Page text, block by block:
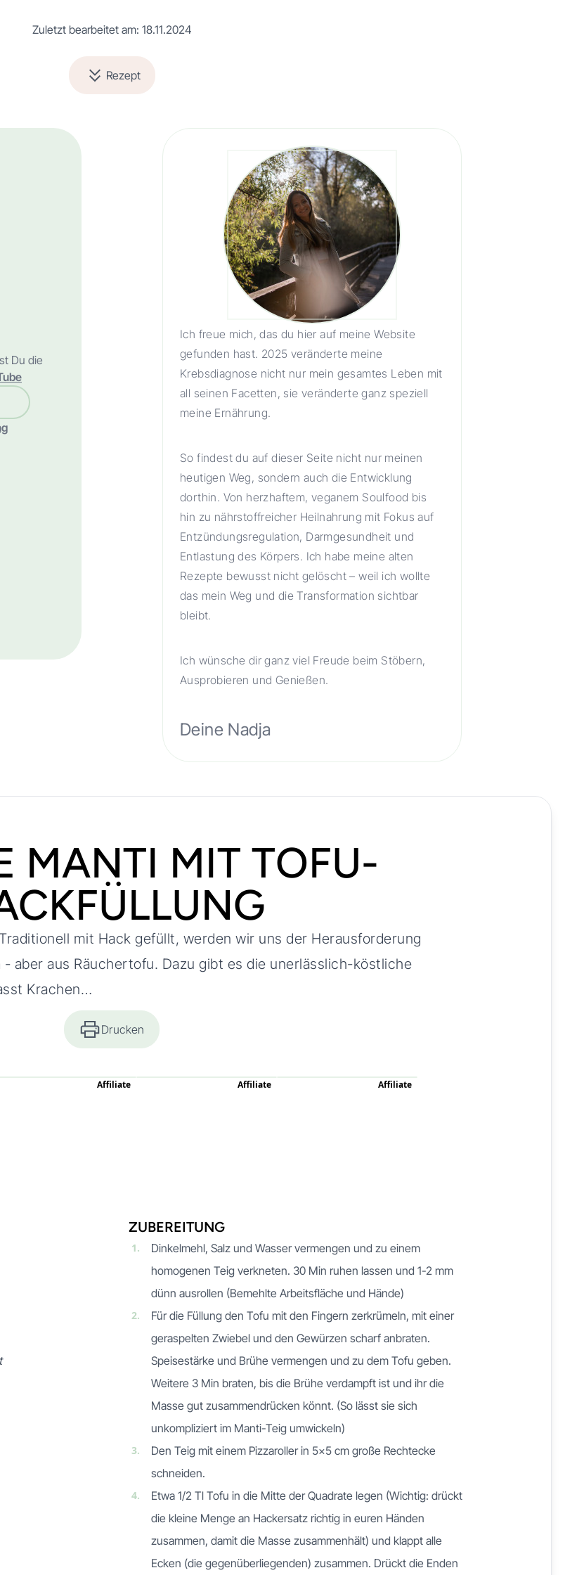
Zuletzt bearbeitet am: 18.11.2024
Rezept
Du die
Ich freue mich, das du hier auf meine Website
gefunden hast. 2025 veränderte meine
Krebsdiagnose nicht nur mein gesamtes Leben mit
all seinen Facetten, sie veränderte ganz speziell
meine Ernährung.
So findest du auf dieser Seite nicht nur meinen
heutigen Weg, sondern auch die Entwicklung
dorthin. Von herzhaftem, veganem Soulfood bis
hin zu nährstoffreicher Heilnahrung mit Fokus auf
Entzündungsregulation, Darmgesundheit und
Entlastung des Körpers. Ich habe meine alten
Rezepte bewusst nicht gelöscht – weil ich wollte
das mein Weg und die Transformation sichtbar
bleibt.
Ich wünsche dir ganz viel Freude beim Stöbern,
Ausprobieren und Genießen.
Deine Nadja
MANTI MIT TOFU-
mit Hack gefüllt, werden wir uns der Herausforderung
aber aus Räuchertofu. Dazu gibt es die unerlässlich-köstliche
Krachen…
Drucken
Affiliate Affiliate Affiliate
ZUBEREITUNG
1.
Dinkelmehl, Salz und Wasser vermengen und zu einem
homogenen Teig verkneten. 30 Min ruhen lassen und 1-2 mm
dünn ausrollen (Bemehlte Arbeitsfläche und Hände)
2.
Für die Füllung den Tofu mit den Fingern zerkrümeln, mit einer
geraspelten Zwiebel und den Gewürzen scharf anbraten.
Speisestärke und Brühe vermengen und zu dem Tofu geben.
Weitere 3 Min braten, bis die Brühe verdampft ist und ihr die
Masse gut zusammendrücken könnt. (So lässt sie sich
unkompliziert im Manti-Teig umwickeln)
3.
Den Teig mit einem Pizzaroller in 5x5 cm große Rechtecke
schneiden.
4.
Etwa 1/2 Tl Tofu in die Mitte der Quadrate legen (Wichtig: drückt
die kleine Menge an Hackersatz richtig in euren Händen
zusammen, damit die Masse zusammenhält) und klappt alle
Ecken (die gegenüberliegenden) zusammen. Drückt die Enden